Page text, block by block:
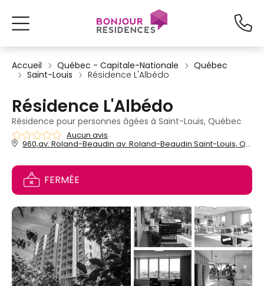
Accueil Québec - Capitale-Nationale
Québec
Saint-Louis
Résidence L'Albédo
Résidence L'Albédo
Résidence pour personnes âgées à Saint-Louis, Québec
Aucun avis
960,av. Roland-Beaudin av. Roland-Beaudin Saint-Louis, Québec, QC, G1V 4H8
FERMÉE